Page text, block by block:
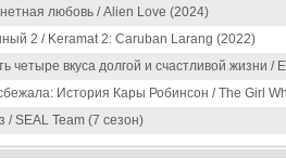
любовь / Alien Love (2024)
2 / Keramat 2: Caruban Larang (2022)
четыре вкуса долгой и счастливой жизни /
История Кары Робинсон / The Girl
/ SEAL Team (7 сезон)